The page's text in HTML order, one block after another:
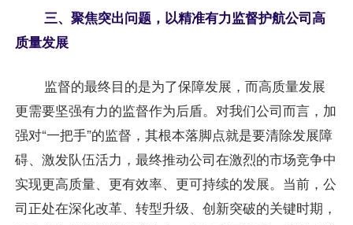
三、聚焦突出问题，以精准有力监督护航公司高
质量发展
监督的最终目的是为了保障发展，而高质量发展
更需要坚强有力的监督作为后盾。对我们公司而言，加
强对“一把手”的监督，其根本落脚点就是要清除发展障
碍、激发队伍活力，最终推动公司在激烈的市场竞争中
实现更高质量、更有效率、更可持续的发展。当前，公
司正处在深化改革、转型升级、创新突破的关键时期，